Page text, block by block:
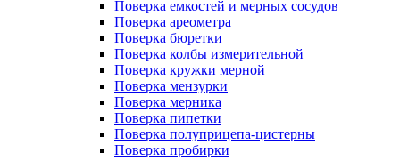
Поверка емкостей и мерных сосудов
Поверка ареометра
Поверка бюретки
Поверка колбы измерительной
Поверка кружки мерной
Поверка мензурки
Поверка мерника
Поверка пипетки
Поверка полуприцепа-цистерны
Поверка пробирки